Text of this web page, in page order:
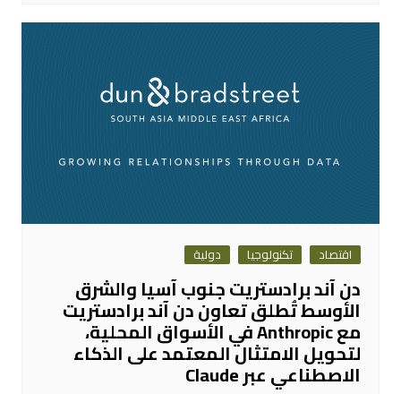
اقتصاد تكنولوجيا دولية
دن آند برادستريت جنوب آسيا والشرق
الأوسط تُطلق تعاون دن آند برادستريت
مع Anthropic في الأسواق المحلية،
لتحويل الامتثال المعتمد على الذكاء
الاصطناعي عبر Claude